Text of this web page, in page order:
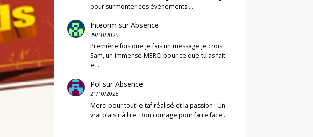
pour surmonter ces évènements.…
Inteorm surAbsence
29/10/2025
Première fois que je fais un message je crois.
Sam, un immense MERCI pour ce que tu as fait
et…
Pol surAbsence
21/10/2025
Merci pour tout le taf réalisé et la passion ! Un
vrai plaisir à lire. Bon courage pour faire face…